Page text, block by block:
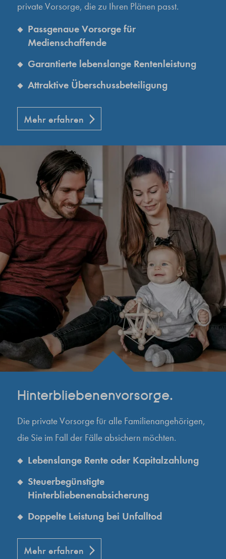
private Vorsorge, die zu Ihren Plänen passt.
Passgenaue Vorsorge für
Medienschaffende
Garantierte lebenslange Rentenleistung
Attraktive Überschussbeteiligung
Mehr erfahren
Hinterbliebenenvorsorge.
Die private Vorsorge für alle Familienangehörigen,
die Sie im Fall der Fälle absichern möchten.
Lebenslange Rente oder Kapitalzahlung
Steuerbegünstigte
Hinterbliebenenabsicherung
Doppelte Leistung bei Unfalltod
Mehr erfahren